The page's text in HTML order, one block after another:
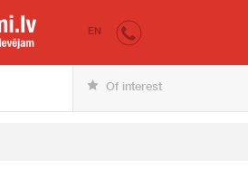
iepirkumi.lv
EN
Of interest